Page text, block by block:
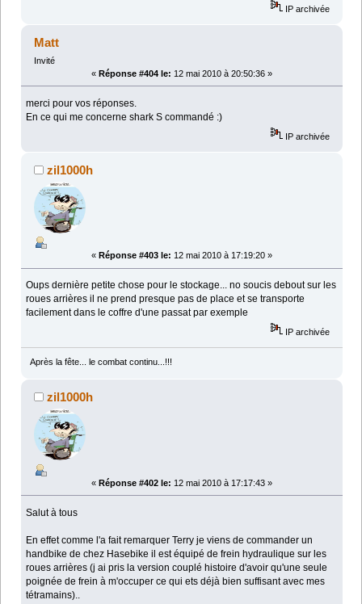
IP archivée
Matt
Invité
« Réponse #404 le: 12 mai 2010 à 20:50:36 »
merci pour vos réponses.
En ce qui me concerne shark S commandé :)
IP archivée
zil1000h
« Réponse #403 le: 12 mai 2010 à 17:19:20 »
Oups dernière petite chose pour le stockage... no soucis debout sur les
roues arrières il ne prend presque pas de place et se transporte
facilement dans le coffre d'une passat par exemple
IP archivée
Après la fête... le combat continu...!!!
zil1000h
« Réponse #402 le: 12 mai 2010 à 17:17:43 »
Salut à tous
En effet comme l'a fait remarquer Terry je viens de commander un
handbike de chez Hasebike il est équipé de frein hydraulique sur les
roues arrières (j ai pris la version couplé histoire d'avoir qu'une seule
poignée de frein à m'occuper ce qui ets déjà bien suffisant avec mes
tétramains)..